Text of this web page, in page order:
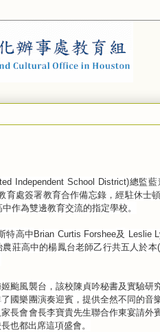
Independent School District)總監
育處簽署教育合作備忘錄，經駐休士
作為雙邊教育交流的指定學校。
特高中 Brian Curtis Forshee及 Leslie
莊高中的楊鳳台老師乙行共五人於本
颱風襲台，該校陳貞吟秘書及實驗研
國樂團演奏迎賓，提供全然不同的音
長會會長李寶貴先生聯合作東宴請外
也都出席這項盛會。